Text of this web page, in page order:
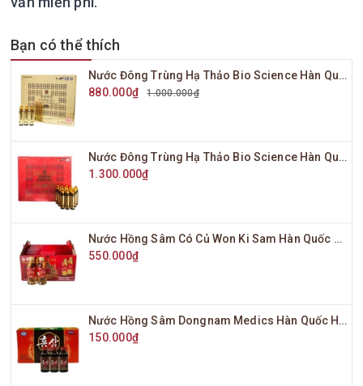
Bạn có thể thích
Nước Đông Trùng Hạ Thảo Bio Science Hàn Quốc Hộp Vàng 20 Ống x 20ml
880.000₫
1.000.000₫
Nước Đông Trùng Hạ Thảo Bio Science Hàn Quốc Hộp Đỏ 20 Ống x 20ml
1.300.000₫
Nước Hồng Sâm Có Củ Won Ki Sam Hàn Quốc Hộp 10 Chai x 120ml
550.000₫
Nước Hồng Sâm Dongnam Medics Hàn Quốc Hộp 10 Chai x 100ml
150.000₫